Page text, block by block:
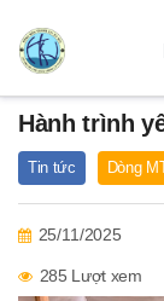
Hành trình
Tin tức Dòng
25/11/2025
285 Lượt xem